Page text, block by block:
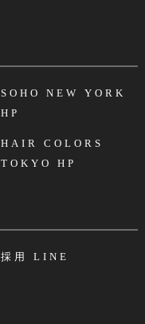
SOHO NEW YORK
HP
HAIR COLORS
TOKYO HP
採用 LINE